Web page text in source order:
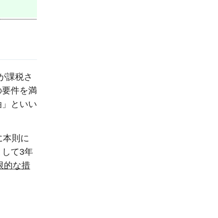
課税さ
件を満
といい
本則に
て3年
的な措